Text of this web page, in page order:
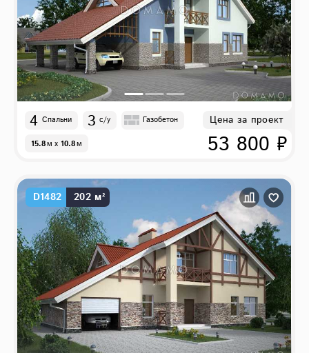
4 Спальни 3 с/у Газобетон
15.8м x 10.8м
Цена за проект
53 800 ₽
D1482 202 м²